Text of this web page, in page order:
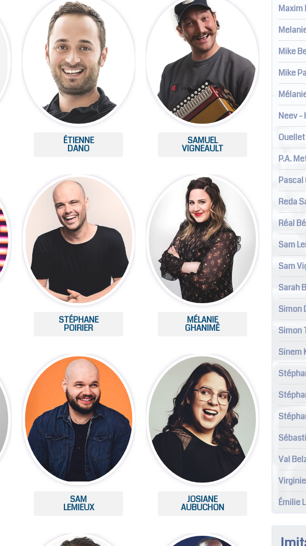
ÉTIENNE
DANO
SAMUEL
VIGNEAULT
STÉPHANE
POIRIER
MÉLANIE
GHANIMÉ
SAM
LEMIEUX
JOSIANE
AUBUCHON
Maxim
Mike
Mike
Neev -
P.A.
Pascal
Reda
Réal
Sam
Sam
Sarah
Simon
Simon
Sinem
Val
Émilie